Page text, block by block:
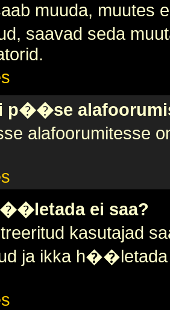
muuda, muutes
saavad seda
p��se
alafoorumitesse
ei saa?
kasutajad
ja ikka h��letada